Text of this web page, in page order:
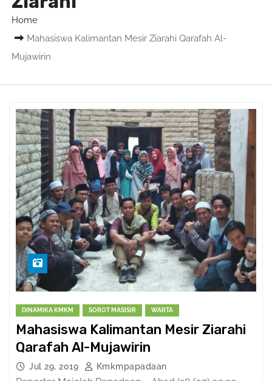
Home
Mahasiswa Kalimantan Mesir Ziarahi Qarafah Al-
Mujawirin
DINAMIKA KMKM SOROT MASISIR WARTA
Mahasiswa Kalimantan Mesir Ziarahi
Qarafah Al-Mujawirin
Jul 29, 2019 Kmkmpapadaan